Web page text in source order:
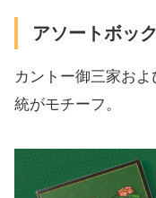
アソートボッ
カントー御三家お
統がモチーフ。